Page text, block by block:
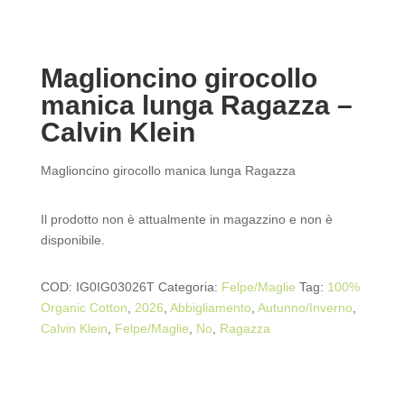
Maglioncino girocollo
manica lunga Ragazza –
Calvin Klein
Maglioncino girocollo manica lunga Ragazza
Il prodotto non è attualmente in magazzino e non è
disponibile.
COD: IG0IG03026T Categoria: Felpe/Maglie Tag: 100%
Organic Cotton
2026 Abbigliamento Autunno/Inverno
Calvin Klein
Felpe/Maglie No Ragazza